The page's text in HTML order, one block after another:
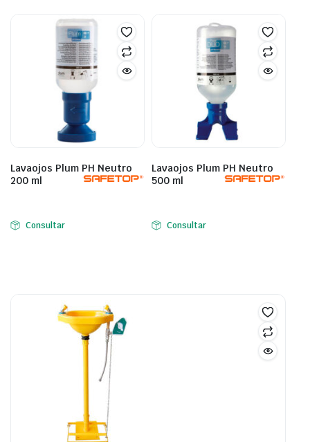
Lavaojos Plum PH Neutro
200 ml
Consultar
Lavaojos Plum PH Neutro
500 ml
Consultar